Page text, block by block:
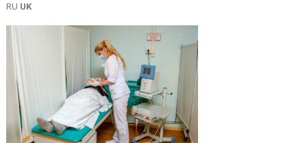
RU UK